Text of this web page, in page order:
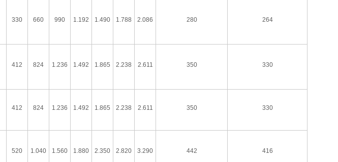
330 660 990 1.192 1.490 1.788 2.086 280 264
412 824 1.236 1.492 1.865 2.238 2.611 350 330
412 824 1.236 1.492 1.865 2.238 2.611 350 330
520 1.040 1.560 1.880 2.350 2.820 3.290 442 416